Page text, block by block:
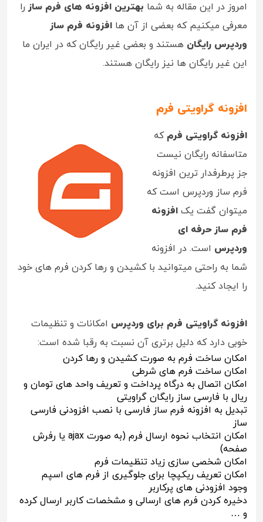
امروز در این مقاله به شما بهترین افزونه های فرم ساز را
معرفی میکنیم که بعضی از آن ها افزونه فرم ساز
وردپرس رایگان هستند و بعضی غیر رایگان که در ایران ما
این غیر رایگان ها نیز رایگان هستند.
افزونه گراویتی فرم
افزونه گراویتی فرم که
متاسفانه رایگان نیست
جز پرطرفدار ترین افزونه
فرم ساز وردپرس است که
میتوان گفت یک افزونه
فرم ساز حرفه ای
وردپرس است. در افزونه
شما به راحتی میتوانید با کشیدن و رها کردن فرم های خود
را ایجاد کنید.
افزونه گراویتی فرم برای وردپرس امکانات و تنظیمات
خوبی دارد که دلیل برتری آن نسبت به رقبا شده است:
امکان ساخت فرم به صورت کشیدن و رها کردن
امکان ساخت فرم های شرطی
امکان اتصال به درگاه پرداخت و تعریف واحد های تومان و
ریال با فارسی ساز رایگان گراویتی
تبدیل به افزونه فرم ساز فارسی با نصب افزودنی فارسی
ساز
امکان انتخاب نحوه ارسال فرم (به صورت ajax یا رفرش
صفحه)
امکان شخصی سازی زیاد تنظیمات فرم
امکان تعریف ریکپچا برای جلوگیری از فرم های اسپم
وجود افزودنی های پرکاربر
دخیره کردن فرم های ارسالی و مشخصات کاربر ارسال کرده
و …